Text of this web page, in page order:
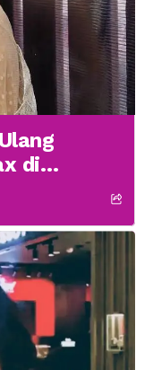
di